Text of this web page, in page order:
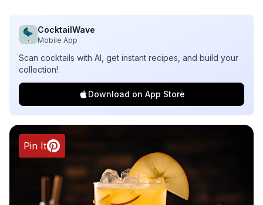
CocktailWave
Mobile App
Scan cocktails with AI, get instant recipes, and build your
collection!
Download on App Store
Pin It